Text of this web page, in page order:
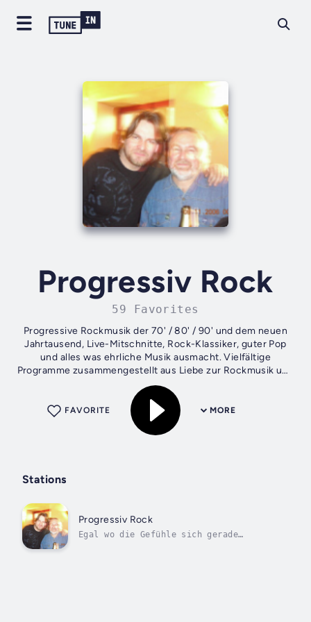
Progressiv Rock
59 Favorites
Progressive Rockmusik der 70' / 80' / 90' und dem neuen
Jahrtausend, Live-Mitschnitte, Rock-Klassiker, guter Pop
und alles was ehrliche Musik ausmacht. Vielfältige
Programme zusammengestellt aus Liebe zur Rockmusik und
über 50 Jahren...
MORE
FAVORITE
Stations
Progressiv Rock
Egal wo die Gefühle sich gerade